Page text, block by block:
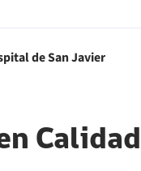
de San Javier